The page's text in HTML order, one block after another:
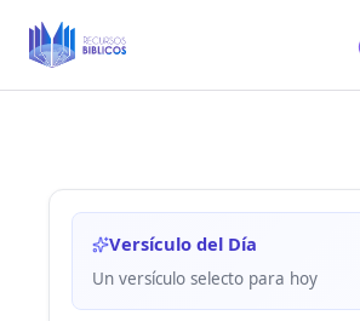
Versículo del Día
Un versículo selecto para hoy